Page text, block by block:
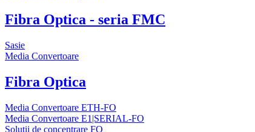
Fibra Optica - seria FMC
Sasie
Media Convertoare
Fibra Optica
Media Convertoare ETH-FO
Media Convertoare E1|SERIAL-FO
Solutii de concentrare FO